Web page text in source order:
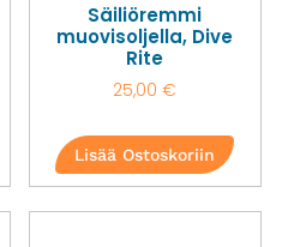
Säiliöremmi
muovisoljella, Dive
Rite
25,00€
Lisää Ostoskoriin